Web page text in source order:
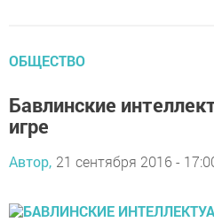
ОБЩЕСТВО
Бавлинские
игре
Автор, 21 сентября 2016 -